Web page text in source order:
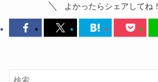
よかったらシェアしてね！